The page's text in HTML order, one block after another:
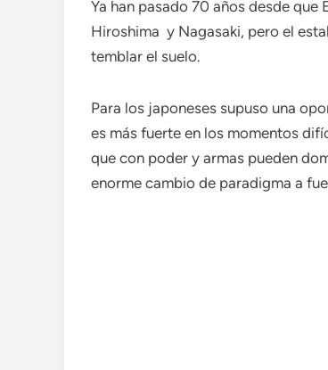
Ya han pasado 70 años desde
Hiroshima y Nagasaki, pero el
temblar el suelo.
Para los japoneses supuso una
es más fuerte en los momentos
que con poder y armas pueden
enorme cambio de paradigma a